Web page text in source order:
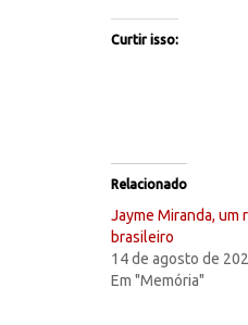
Curtir isso:
Relacionado
Jayme Miranda, um
brasileiro
14 de agosto de
Em "Memória"